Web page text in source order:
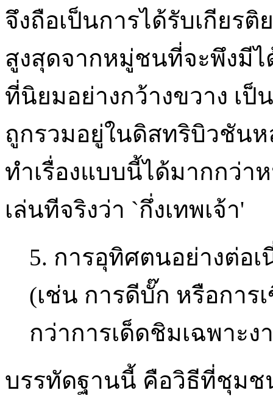
จึงถือเป็นการได้รับเกียร
สูงสุดจากหมู่ชนที่จะพึงมีไ
ที่นิยมอย่างกว้างขวาง เ
ถูกรวมอยู่ในดิสทริบิวชัน
ทำเรื่องแบบนี้ได้มากกว่
เล่นทีจริงว่า `กึ่งเทพเจ้า'
5. การอุทิศตนอย่างต่อ
(เช่น การดีบั๊ก หรือการ
กว่าการเด็ดชิมเฉพาะ
บรรทัดฐานนี้ คือวิธีที่ชุมช